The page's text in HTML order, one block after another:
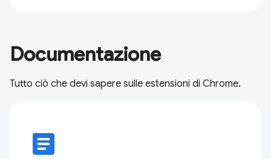
Documentazione
Tutto ciò che devi sapere sulle estensioni di Chrome.
article